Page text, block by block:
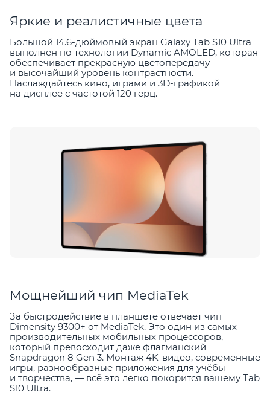
Яркие и реалистичные цвета
Большой 14.6-дюймовый экран Galaxy Tab S10 Ultra
выполнен по технологии Dynamic AMOLED, которая
обеспечивает прекрасную цветопередачу
и высочайший уровень контрастности.
Наслаждайтесь кино, играми и 3D-графикой
на дисплее с частотой 120 герц.
Мощнейший чип MediaTek
За быстродействие в планшете отвечает чип
Dimensity 9300+ от MediaTek. Это один из самых
производительных мобильных процессоров,
который превосходит даже флагманский
Snapdragon 8 Gen 3. Монтаж 4K-видео, современные
игры, разнообразные приложения для учёбы
и творчества, — всё это легко покорится вашему Tab
S10 Ultra.